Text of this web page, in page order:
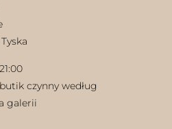
czynny według
galerii